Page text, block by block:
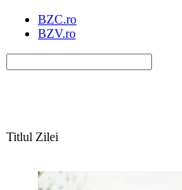
BZC.ro
BZV.ro
Titlul Zilei